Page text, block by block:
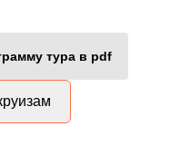
тура в pdf